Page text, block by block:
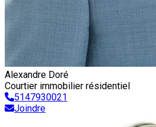
Alexandre Doré
Courtier immobilier résidentiel
5147930021
Joindre